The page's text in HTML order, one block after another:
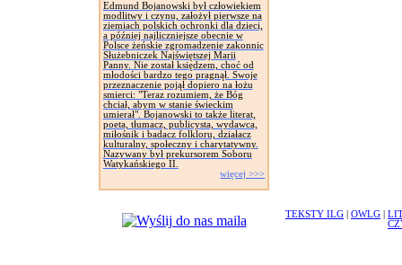
Edmund Bojanowski był człowiekiem
modlitwy i czynu, założył pierwsze na
ziemiach polskich ochronki dla dzieci,
a później najliczniejsze obecnie w
Polsce żeńskie zgromadzenie zakonnic
Służebniczek Najświętszej Marii
Panny. Nie został księdzem, choć od
młodości bardzo tego pragnął. Swoje
przeznaczenie pojął dopiero na łożu
smierci: "Teraz rozumiem, że Bóg
chciał, abym w stanie świeckim
umierał". Bojanowski to także literat,
poeta, tłumacz, publicysta, wydawca,
miłośnik i badacz folkloru, działacz
kulturalny, społeczny i charytatywny.
Nazywany był prekursorem Soboru
Watykańskiego II.
więcej >>>
TEKSTY ILG OWLG